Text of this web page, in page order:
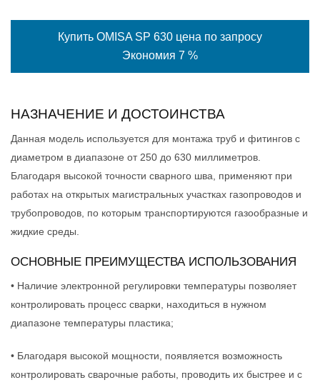
Купить OMISA SP 630 цена по запросу
Экономия 7 %
НАЗНАЧЕНИЕ И ДОСТОИНСТВА
Данная модель используется для монтажа труб и фитингов с
диаметром в диапазоне от 250 до 630 миллиметров.
Благодаря высокой точности сварного шва, применяют при
работах на открытых магистральных участках газопроводов и
трубопроводов, по которым транспортируются газообразные и
жидкие среды.
ОСНОВНЫЕ ПРЕИМУЩЕСТВА ИСПОЛЬЗОВАНИЯ
• Наличие электронной регулировки температуры позволяет
контролировать процесс сварки, находиться в нужном
диапазоне температуры пластика;
• Благодаря высокой мощности, появляется возможность
контролировать сварочные работы, проводить их быстрее и с